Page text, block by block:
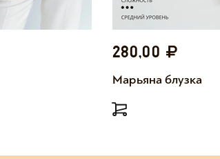
280,00
Марьяна блузка